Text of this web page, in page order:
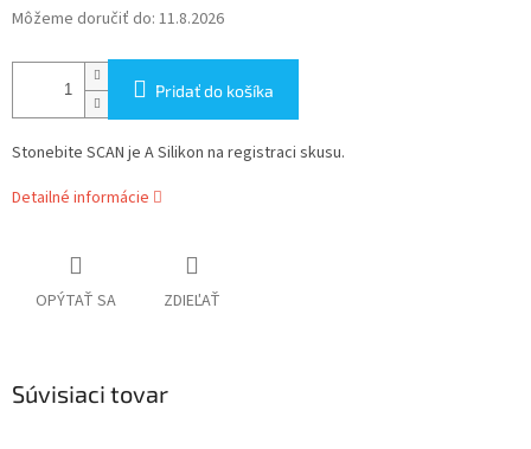
Môžeme doručiť do: 11.8.2026
Pridať do košíka
Stonebite SCAN je A Silikon na registraci skusu.
Detailné informácie
OPÝTAŤ SA ZDIEĽAŤ
Súvisiaci tovar